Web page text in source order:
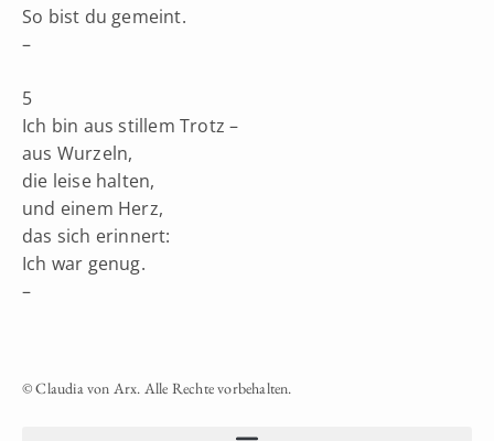
So bist du gemeint.
–
5
Ich bin aus stillem Trotz –
aus Wurzeln,
die leise halten,
und einem Herz,
das sich erinnert:
Ich war genug.
–
© Claudia von Arx. Alle Rechte vorbehalten.